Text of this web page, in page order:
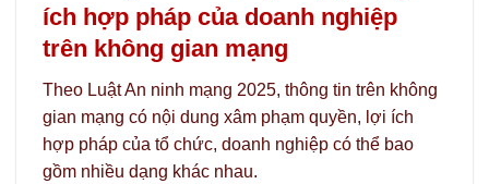
ích hợp pháp của doanh nghiệp
trên không gian mạng
Theo Luật An ninh mạng 2025, thông tin trên không
gian mạng có nội dung xâm phạm quyền, lợi ích
hợp pháp của tổ chức, doanh nghiệp có thể bao
gồm nhiều dạng khác nhau.